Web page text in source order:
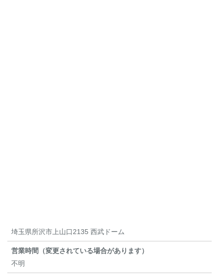
埼玉県所沢市上山口2135 西武ドーム
営業時間（変更されている場合があります）
不明